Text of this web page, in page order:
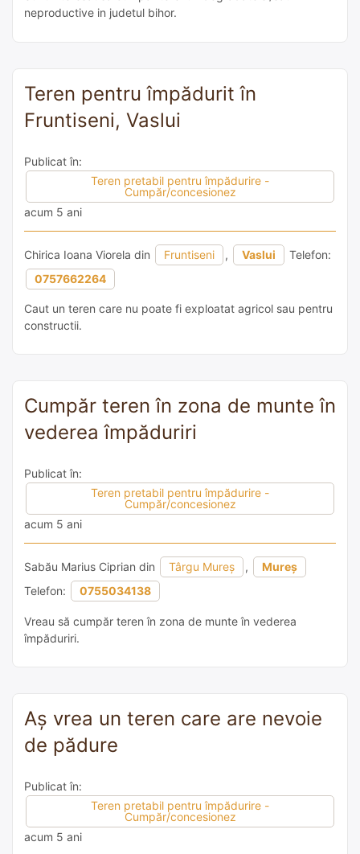
neproductive in judetul bihor.
Teren pentru împădurit în
Fruntiseni, Vaslui
Publicat în:
Teren pretabil pentru împădurire -
Cumpăr/concesionez
acum 5 ani
Chirica Ioana Viorela din Fruntiseni , Vaslui
Telefon:
0757662264
Caut un teren care nu poate fi exploatat agricol sau pentru
constructii.
Cumpăr teren în zona de munte în
vederea împăduriri
Publicat în:
Teren pretabil pentru împădurire -
Cumpăr/concesionez
acum 5 ani
Sabău Marius Ciprian din Târgu Mureș ,
Mureș
Telefon:
0755034138
Vreau să cumpăr teren în zona de munte în vederea
împăduriri.
Aș vrea un teren care are nevoie
de pădure
Publicat în:
Teren pretabil pentru împădurire -
Cumpăr/concesionez
acum 5 ani